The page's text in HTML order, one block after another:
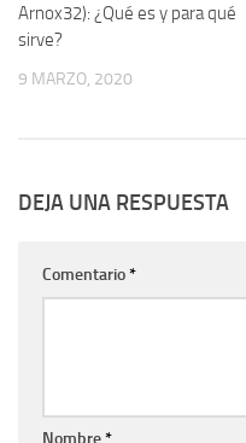
Arnox32): ¿Qué es y para qué
sirve?
9 MARZO, 2020
DEJA UNA RESPUESTA
Comentario*
Nombre*